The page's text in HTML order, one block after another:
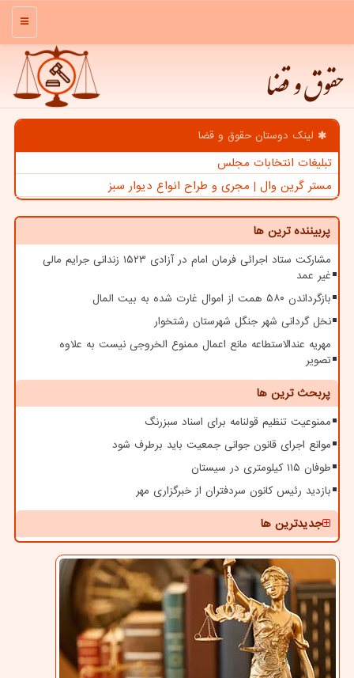
منو
حقوق و قضا
لینک دوستان حقوق و قضا
تبلیغات انتخابات مجلس
مستر گرین وال | مجری و طراح انواع دیوار سبز
پربیننده ترین ها
مشارکت ستاد اجرائی فرمان امام در آزادی ۱۵۲۳ زندانی جرایم مالی
غیر عمد
بازگرداندن ۵۸۰ همت از اموال غارت شده به بیت المال
نخل گردانی شهر جنگل شهرستان رشتخوار
مهریه عندالاستطاعه مانع اعمال ممنوع الخروجی نیست به علاوه
تصویر
پربحث ترین ها
ممنوعیت تنظیم قولنامه برای اسناد سبزرنگ
موانع اجرای قانون جوانی جمعیت باید برطرف شود
طوفان ۱۱۵ کیلومتری در سیستان
بازدید رئیس کانون سردفتران از خبرگزاری مهر
جدیدترین ها